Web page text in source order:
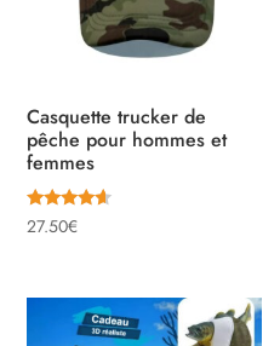
Casquette trucker de
pêche pour hommes et
femmes
Note
4.33
27.50€